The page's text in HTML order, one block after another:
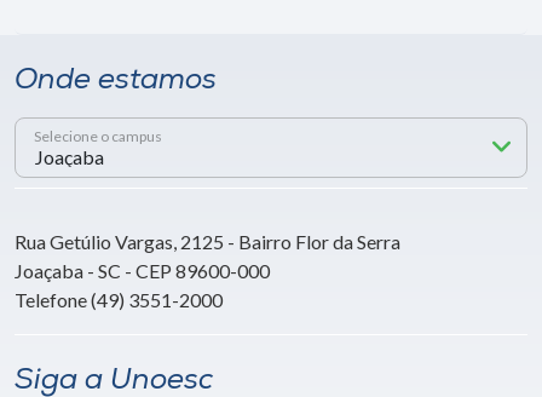
Onde estamos
Selecione o campus
Rua Getúlio Vargas, 2125 - Bairro Flor da Serra
Joaçaba - SC - CEP 89600-000
Telefone (49) 3551-2000
Siga a Unoesc